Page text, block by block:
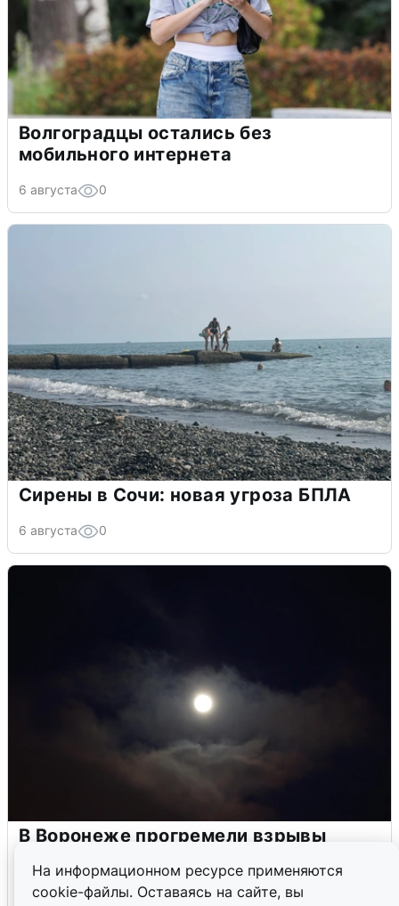
На информационном ресурсе применяются
cookie-файлы. Оставаясь на сайте, вы
Волгоградцы остались без
мобильного интернета
6 августа 0
Сирены в Сочи: новая угроза БПЛА
6 августа 0
В Воронеже прогремели взрывы
5 августа 0